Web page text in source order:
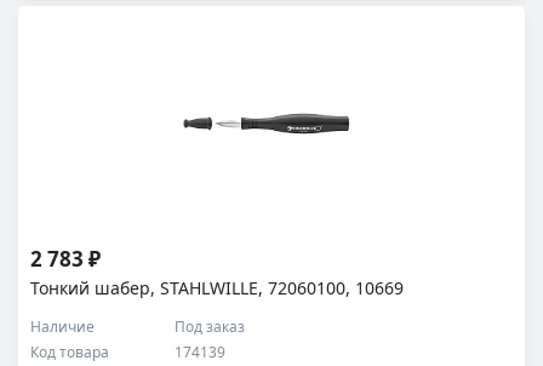
Тонкий шабер, STAHLWILLE, 72060100, 10669
Код товара 174139
Наличие Под заказ
2 783 ₽